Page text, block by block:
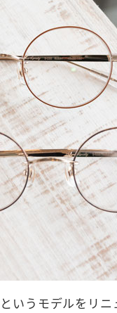
いうモデルをリニ